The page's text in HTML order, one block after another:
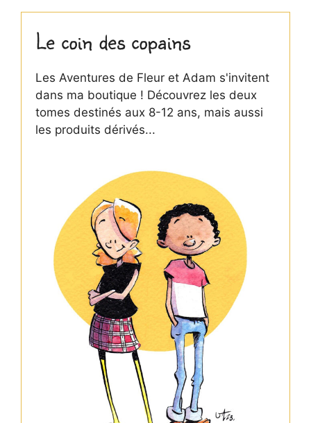
Le coin des copains
Les Aventures de Fleur et Adam s'invitent
dans ma boutique ! Découvrez les deux
tomes destinés aux 8-12 ans, mais aussi
les produits dérivés...